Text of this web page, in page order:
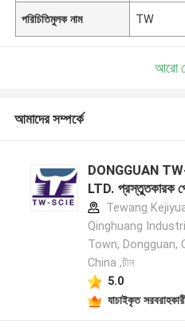
পরিচিতিমুলক নাম TW
আরো
আমাদের সম্পর্কে
DONGGUAN
LTD. প্রস্তুতকারক
Tewang
Qinghuang
Town, Dongguan,
China ,চীন
5.0
যাচাইকৃত